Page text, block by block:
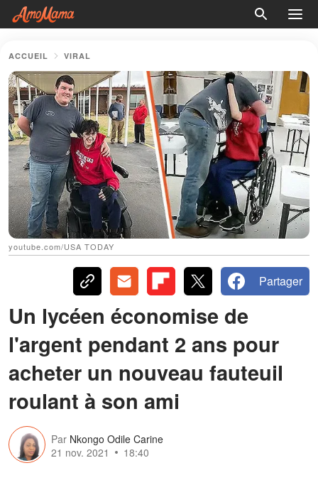
ACCUEIL VIRAL
youtube.com/USA TODAY
Partager
Un lycéen économise de
l'argent pendant 2 ans pour
acheter un nouveau fauteuil
roulant à son ami
Par Nkongo Odile Carine
21 nov. 2021
18:40